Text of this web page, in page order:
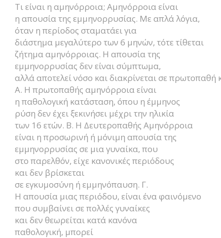
Τι είναι η αμηνόρροια; Αμηνόρροια είναι
η απουσία της εμμηνορρυσίας. Με απλά λόγια,
όταν η περίοδος σταματάει για
διάστημα μεγαλύτερο των 6 μηνών, τότε τίθεται
ζήτημα αμηνόρροιας. Η απουσία της
εμμηνορρυσίας δεν είναι σύμπτωμα,
αλλά αποτελεί νόσο και διακρίνεται σε πρωτοπαθή
Α. Η πρωτοπαθής αμηνόρροια είναι
η παθολογική κατάσταση, όπου η έμμηνος
ρύση δεν έχει ξεκινήσει μέχρι την ηλικία
των 16 ετών. Β. Η Δευτεροπαθής Αμηνόρροια
είναι η προσωρινή ή μόνιμη απουσία της
εμμηνορρυσίας σε μια γυναίκα, που
στο παρελθόν, είχε κανονικές περιόδους
και δεν βρίσκεται
σε εγκυμοσύνη ή εμμηνόπαυση. Γ.
Η απουσία μιας περιόδου, είναι ένα φαινόμενο
που συμβαίνει σε πολλές γυναίκες
και δεν θεωρείται κατά κανόνα
παθολογική, μπορεί